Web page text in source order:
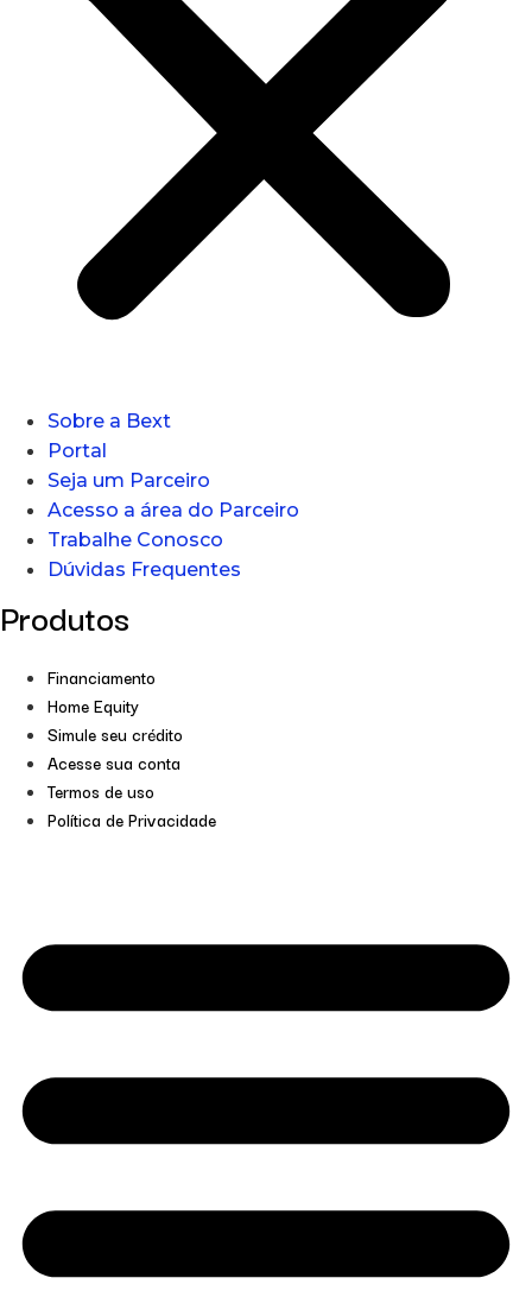
Sobre a Bext
Portal
Seja um Parceiro
Acesso a área do Parceiro
Trabalhe Conosco
Dúvidas Frequentes
Produtos
Financiamento
Home Equity
Simule seu crédito
Acesse sua conta
Termos de uso
Política de Privacidade